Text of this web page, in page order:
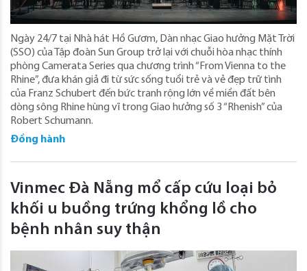
Ngày 24/7 tại Nhà hát Hồ Gươm, Dàn nhạc Giao hưởng Mặt Trời
(SSO) của Tập đoàn Sun Group trở lại với chuỗi hòa nhạc thính
phòng Camerata Series qua chương trình “From Vienna to the
Rhine”, đưa khán giả đi từ sức sống tuổi trẻ và vẻ đẹp trữ tình
của Franz Schubert đến bức tranh rộng lớn về miền đất bên
dòng sông Rhine hùng vĩ trong Giao hưởng số 3 “Rhenish” của
Robert Schumann.
Đồng hành
Vinmec Đà Nẵng mổ cấp cứu loại bỏ
khối u buồng trứng khổng lồ cho
bệnh nhân suy thận